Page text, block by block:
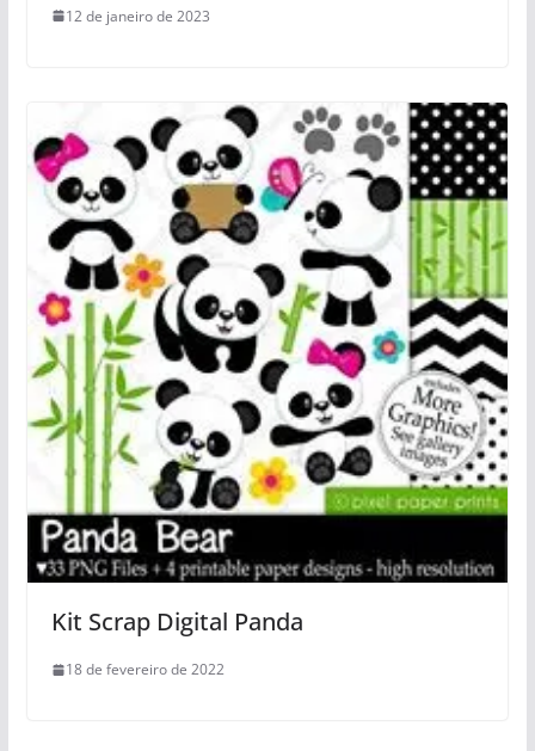
12 de janeiro de 2023
Kit Scrap Digital Panda
18 de fevereiro de 2022